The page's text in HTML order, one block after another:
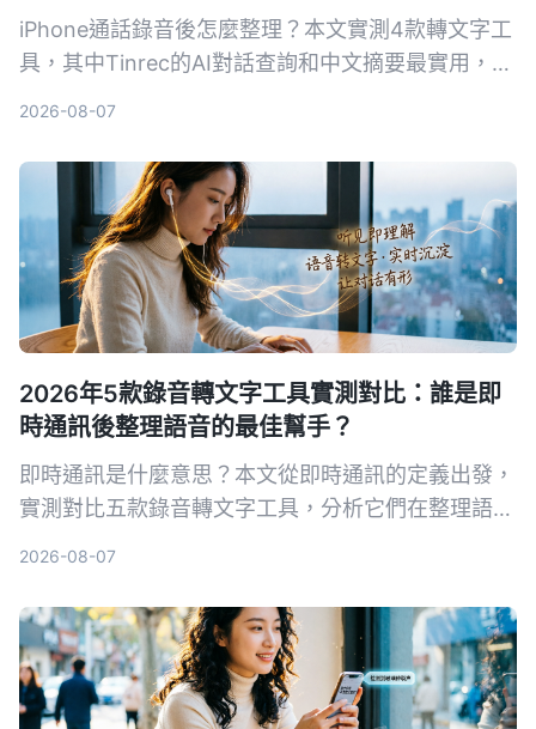
iPhone通話錄音後怎麼整理？本文實測4款轉文字工
具，其中Tinrec的AI對話查詢和中文摘要最實用，適
2026-08-07
2026年5款錄音轉文字工具實測對比：誰是即
時通訊後整理語音的最佳幫手？
即時通訊是什麼意思？本文從即時通訊的定義出發，
實測對比五款錄音轉文字工具，分析它們在整理語音
2026-08-07